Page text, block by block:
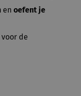
en oefent je
de